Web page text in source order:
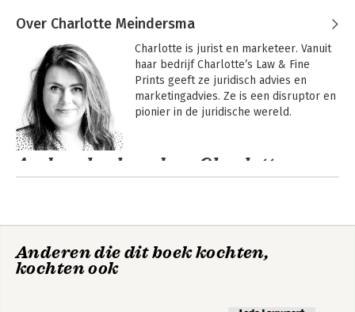
Over Charlotte Meindersma
Charlotte is jurist en marketeer. Vanuit
haar bedrijf Charlotte’s Law & Fine
Prints geeft ze juridisch advies en
marketingadvies. Ze is een disruptor en
pionier in de juridische wereld.
Andere boeken door Charlotte
Meindersma
Anderen die dit boek kochten,
kochten ook